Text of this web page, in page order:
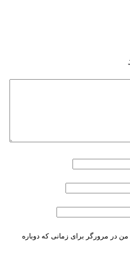
من در مرورگر برای زمانی که دوباره